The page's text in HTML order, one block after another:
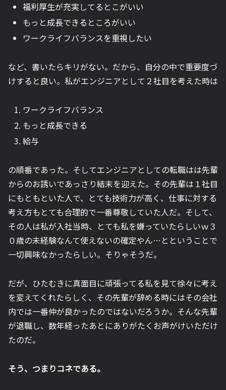
福利厚生が充実してるとこがいい
もっと成長できるところがいい
ワークライフバランスを重視したい
など、書いたらキリがない。だから、自分の中で重要度づ
けすると良い。私がエンジニアとして２社目を考えた時は
ワークライフバランス
もっと成長できる
給与
の順番であった。そしてエンジニアとしての転職はは先輩
からのお誘いであっさり結末を迎えた。その先輩は１社目
にもともといた人で、とても技術力が高く、仕事に対する
考え方もとても合理的で一番尊敬していた人だ。そして、
その人は私が入社当時、とても私を嫌っていたらしいｗ３
０歳の未経験なんて使えないの確定やん…とということで
一切興味なかったらしい。そりゃそうだ。
だが、ひたむきに真面目に頑張ってる私を見て徐々に考え
を変えてくれたらしく、その先輩が辞める時にはその会社
内では一番仲が良かったのではないだろうか。そんな先輩
が退職し、数年経ったあとにありがたくお声がけいただけ
たのだ。
そう、つまりコネである。